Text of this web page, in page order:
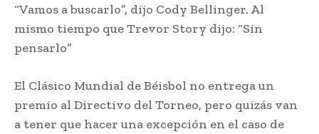
“Vamos a buscarlo”, dijo Cody Bellinger. Al
mismo tiempo que Trevor Story dijo: “Sin
pensarlo”
El Clásico Mundial de Béisbol no entrega un
premio al Directivo del Torneo, pero quizás van
a tener que hacer una excepción en el caso de